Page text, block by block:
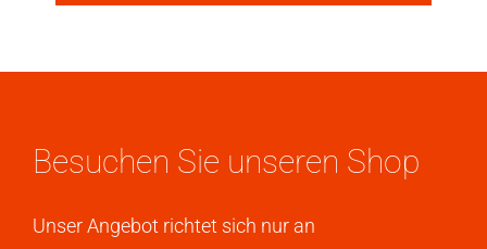
Besuchen Sie unseren Shop
Unser Angebot richtet sich nur an